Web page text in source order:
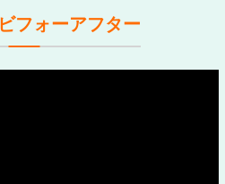
ビフォーアフター